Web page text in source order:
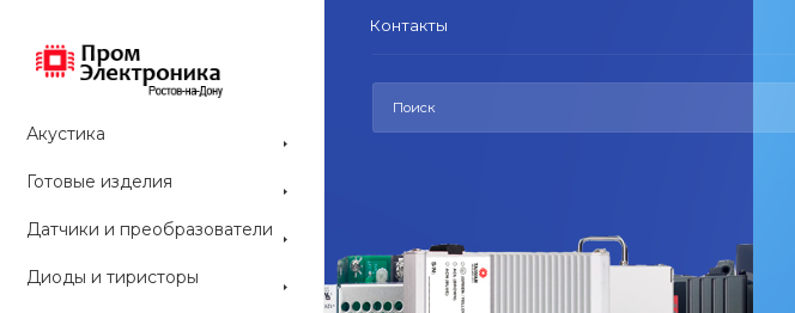
Контакты
Акустика
Готовые изделия
Датчики и преобразователи
Диоды и тиристоры
СРЕДСТВА РАЗРАБОТКИ, КОНСТРУКТОРЫ